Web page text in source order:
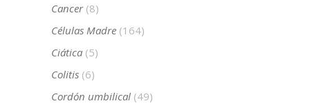
Cancer(8)
Células Madre (164)
Ciática (5)
Colitis (6)
Cordón umbilical (49)